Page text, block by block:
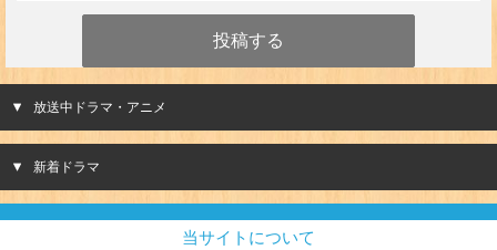
放送中ドラマ・アニメ
新着ドラマ
当サイトについて